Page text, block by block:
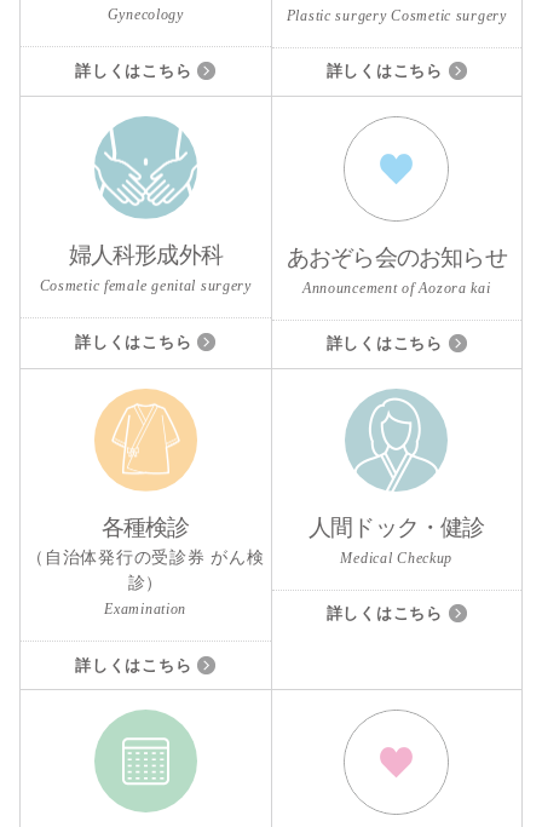
Gynecology
詳しくはこちら
Plastic surgery Cosmetic surgery
詳しくはこちら
婦人科形成外科
Cosmetic female genital surgery
詳しくはこちら
各種検診
（自治体発行の受診券 がん検
診）
Examination
詳しくはこちら
人間ドック・健診
Medical Checkup
詳しくはこちら
あおぞら会のお知らせ
Announcement of Aozora kai
詳しくはこちら